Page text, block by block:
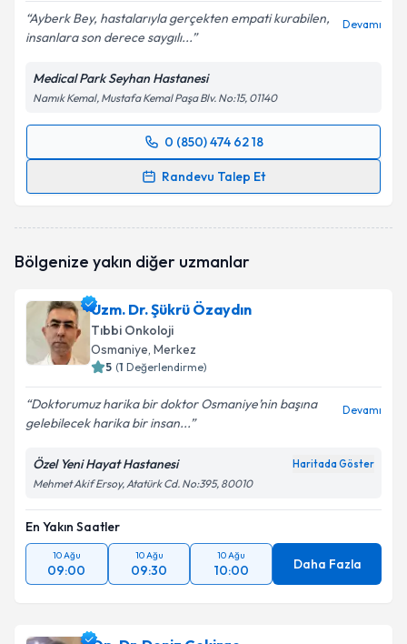
Ayberk Bey, hastalarıyla gerçekten empati kurabilen,
insanlara son derece saygılı...
Devamı
Medical Park Seyhan Hastanesi
Namık Kemal, Mustafa Kemal Paşa Blv. No:15, 01140
0 (850) 474 62 18
Randevu Talep Et
Randevu Takvimi Talebi
oluşturun. Size bu uzmandan randevu almanız için bir
Kişisel verilerimin işlenmesine ilişkin
Metni'ni okudum ve kişisel verilerimin belirtilen
kapsamda işlenmesini kabul ediyorum.
Takvim Talebini Gönder
Bölgenize yakın diğer uzmanlar
Uzm. Dr. Şükrü Özaydın
Tıbbi Onkoloji
Osmaniye, Merkez
5 (1 Değerlendirme)
Doktorumuz harika bir doktor Osmaniye’nin başına
gelebilecek harika bir insan...
Devamı
Özel Yeni Hayat Hastanesi Haritada Göster
Mehmet Akif Ersoy, Atatürk Cd. No:395, 80010
En Yakın Saatler
10 Ağu
09:00
10 Ağu
09:30
10 Ağu
10:00 Daha Fazla